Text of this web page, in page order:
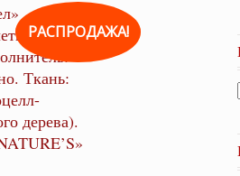
РАСПРОДАЖА!
Ткань:
дерева).